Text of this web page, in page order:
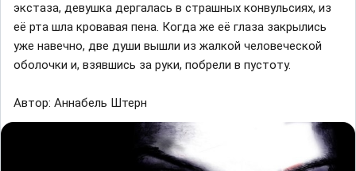
экстаза, девушка дергалась в страшных конвульсиях, из
её рта шла кровавая пена. Когда же её глаза закрылись
уже навечно, две души вышли из жалкой человеческой
оболочки и, взявшись за руки, побрели в пустоту.
Автор: Аннабель Штерн